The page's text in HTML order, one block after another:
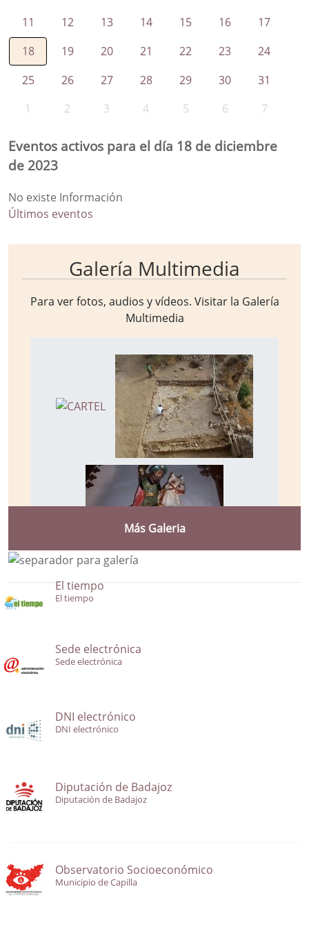
11
12 13 14 15 16
17
18
19 20 21 22 23
24
25
26 27 28 29 30
31
1
2 3 4 5 6 7
Eventos activos para el día 18 de diciembre
de 2023
No existe Información
Últimos eventos
Galería Multimedia
Para ver fotos, audios y vídeos. Visitar la Galería
Multimedia
Más Galeria
El tiempo
El tiempo
Sede electrónica
Sede electrónica
DNI electrónico
DNI electrónico
Diputación de Badajoz
Diputación de Badajoz
Observatorio Socioeconómico
Municipio de Capilla